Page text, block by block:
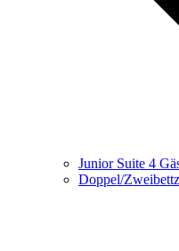
Junior Suite 4
Doppel/